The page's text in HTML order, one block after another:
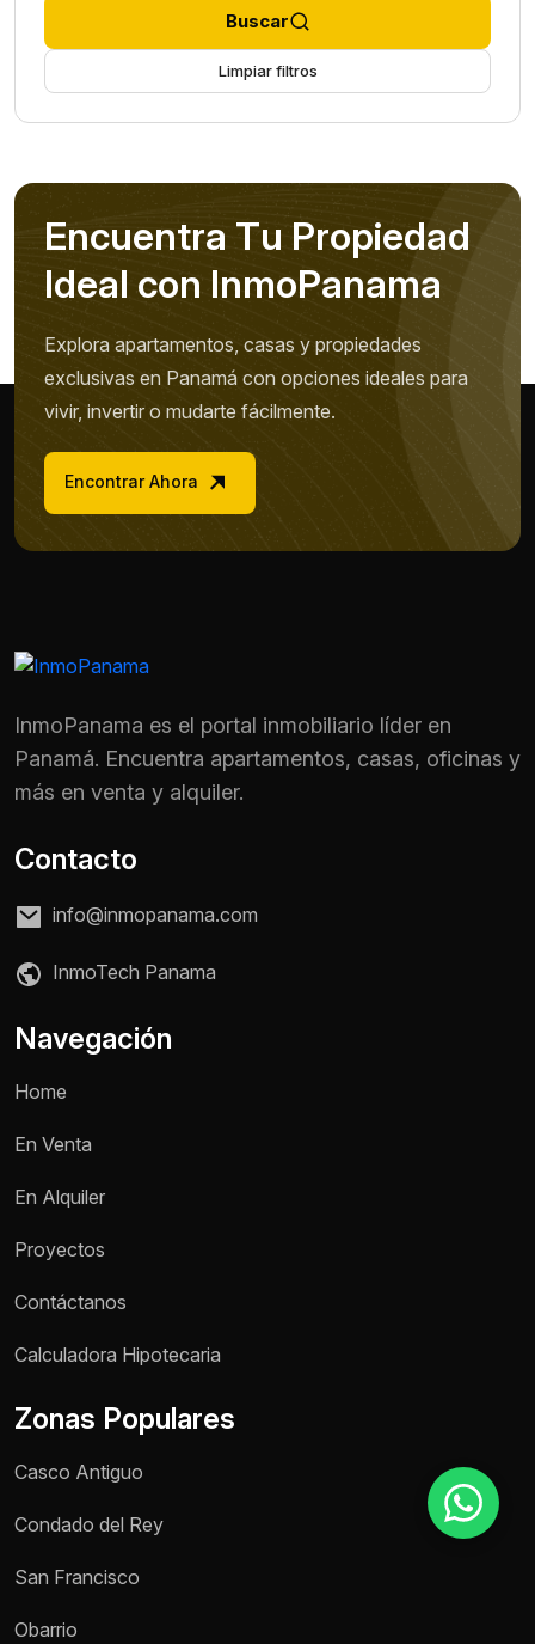
Nombre *
Buscar
Limpiar filtros
Encuentra Tu Propiedad
Ideal con InmoPanama
Explora apartamentos, casas y propiedades
exclusivas en Panamá con opciones ideales para
vivir, invertir o mudarte fácilmente.
Encontrar Ahora
InmoPanama es el portal inmobiliario líder en
Panamá. Encuentra apartamentos, casas, oficinas y
más en venta y alquiler.
Contacto
info@inmopanama.com
InmoTech Panama
Navegación
Home
En Venta
En Alquiler
Proyectos
Contáctanos
Calculadora Hipotecaria
Zonas Populares
Casco Antiguo
Condado del Rey
San Francisco
Obarrio